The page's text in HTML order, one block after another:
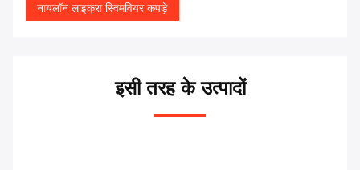
नायलॉन लाइक्रा स्विमवियर कपड़े
इसी तरह के उत्पादों